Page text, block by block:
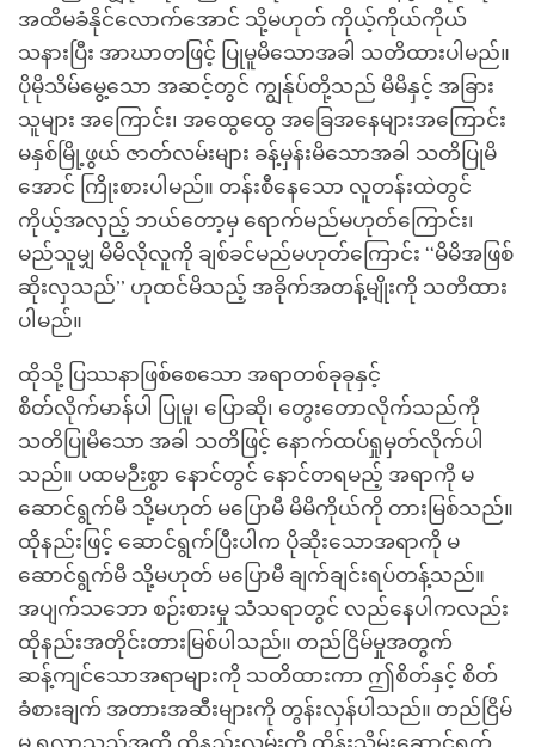
အထိမခံနိုင်လောက်အောင် သို့မဟုတ် ကိုယ့်ကိုယ်ကိုယ်
သနားပြီး အာဃာတဖြင့် ပြုမူမိသောအခါ သတိထားပါမည်။
ပိုမိုသိမ်မွေ့သော အဆင့်တွင် ကျွန်ုပ်တို့သည် မိမိနှင့် အခြား
သူများ အကြောင်း၊ အထွေထွေ အခြေအနေများအကြောင်း
မနှစ်မြို့ဖွယ် ဇာတ်လမ်းများ ခန့်မှန်းမိသောအခါ သတိပြုမိ
အောင် ကြိုးစားပါမည်။ တန်းစီနေသော လူတန်းထဲတွင်
ကိုယ့်အလှည့် ဘယ်တော့မှ ရောက်မည်မဟုတ်ကြောင်း၊
မည်သူမျှ မိမိလိုလူကို ချစ်ခင်မည်မဟုတ်ကြောင်း ‘‘မိမိအဖြစ်
ဆိုးလှသည်’’ ဟုထင်မိသည့် အခိုက်အတန့်မျိုးကို သတိထား
ပါမည်။
ထိုသို့ ပြဿနာဖြစ်စေသော အရာတစ်ခုခုနှင့်
စိတ်လိုက်မာန်ပါ ပြုမူ၊ ပြောဆို၊ တွေးတောလိုက်သည်ကို
သတိပြုမိသော အခါ သတိဖြင့် နောက်ထပ်ရှုမှတ်လိုက်ပါ
သည်။ ပထမဉီးစွာ နောင်တွင် နောင်တရမည့် အရာကို မ
ဆောင်ရွက်မီ သို့မဟုတ် မပြောမီ မိမိကိုယ်ကို တားမြစ်သည်။
ထိုနည်းဖြင့် ဆောင်ရွက်ပြီးပါက ပိုဆိုးသောအရာကို မ
ဆောင်ရွက်မီ သို့မဟုတ် မပြောမီ ချက်ချင်းရပ်တန့်သည်။
အပျက်သဘော စဉ်းစားမှု သံသရာတွင် လည်နေပါကလည်း
ထိုနည်းအတိုင်းတားမြစ်ပါသည်။ တည်ငြိမ်မှုအတွက်
ဆန့်ကျင်သောအရာများကို သတိထားကာ ဤစိတ်နှင့် စိတ်
ခံစားချက် အတားအဆီးများကို တွန်းလှန်ပါသည်။ တည်ငြိမ်